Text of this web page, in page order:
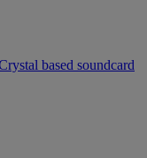
based soundcard